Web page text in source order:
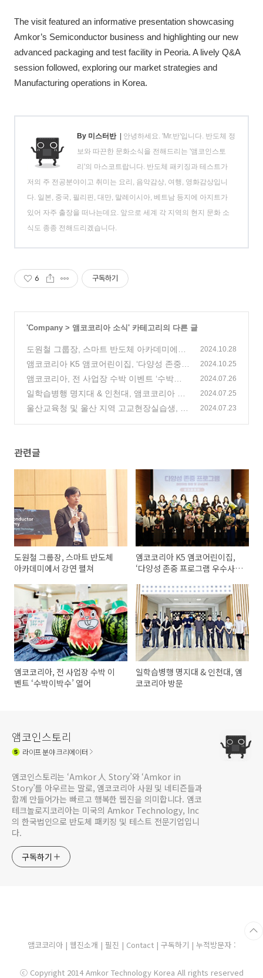
The visit featured an informative presentation showcasing
Amkor’s Semiconductor business and highlighting our new
advanced packaging and test facility in Peoria. A lively Q&A
session followed, exploring our market strategies and
Manufacturing operations in Korea.
By 미스터반 | 안녕하세요. 'Mr.반'입니다. 반도체 정
보와 따끈한 문화소식을 전해드리는 '앰코인스토
리'의 마스코트랍니다. 반도체 패키징과 테스트가
저의 주 전공분야이고 취미는 요리, 음악감상, 여행, 영화감상입니
다. 일본, 중국, 필리핀, 대만, 말레이시아, 베트남 등지에 아지트가
있어 자주 출장을 떠나는데요. 앞으로 세계 각 지역의 현지 문화 소
식도 종종 전해드리겠습니다.
6 구독하기
'Company > 앰코코리아 소식' 카테고리의 다른 글
도원철 그룹장, 스마트 반도체 아카데미에서
강연 펼쳐
(3)
2024.10.28
앰코코리아 K5 앰코어린이집, ‘다양성 존중
프로그램 우수사례 공모전’ 수상
(3)
2024.10.25
앰코코리아, 전 사업장 수박 이벤트 ‘수박이
박수’ 열어
(0)
2024.07.26
일학습병행 명지대 & 인천대, 앰코코리아 방
문
(0)
2024.07.25
울산교육청 및 울산 지역 고교현장실습생, 앰
2024.07.23
관련글
도원철 그룹장, 스마트 반도체
아카데미에서 강연 펼쳐
앰코코리아 K5 앰코어린이집,
‘다양성 존중 프로그램 우수사례
앰코코리아, 전 사업장 수박 이
벤트 ‘수박이박수’ 열어
일학습병행 명지대 & 인천대, 앰
코코리아 방문
앰코인스토리
라이프분야 크리에이터
앰코인스토리는 ‘Amkor 人 Story’와 ‘Amkor in
Story’를 아우르는 말로, 앰코코리아 사원 및 네티즌들과
함께 만들어가는 빠르고 행복한 웹진을 의미합니다. 앰코
테크놀로지코리아는 미국의 Amkor Technology, Inc
의 한국법인으로 반도체 패키징 및 테스트 전문기업입니
다.
구독하기
앰코코리아| 웹진소개 | 필진 | Contact | 구독하기 | 누적방문자 :
ⓒ Copyright 2014 Amkor Technology Korea All rights reserved